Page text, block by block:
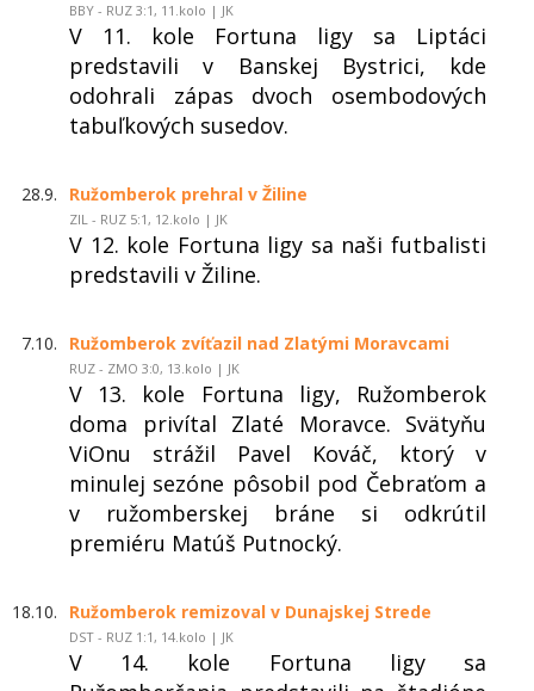
BBY - RUZ 3:1, 11.kolo | JK
V 11. kole Fortuna ligy sa Liptáci
predstavili v Banskej Bystrici, kde
odohrali zápas dvoch osembodových
tabuľkových susedov.
28.9. Ružomberok prehral v Žiline
ZIL - RUZ 5:1, 12.kolo | JK
V 12. kole Fortuna ligy sa naši futbalisti
predstavili v Žiline.
7.10. Ružomberok zvíťazil nad Zlatými Moravcami
RUZ - ZMO 3:0, 13.kolo | JK
V 13. kole Fortuna ligy, Ružomberok
doma privítal Zlaté Moravce. Svätyňu
ViOnu strážil Pavel Kováč, ktorý v
minulej sezóne pôsobil pod Čebraťom a
v ružomberskej bráne si odkrútil
premiéru Matúš Putnocký.
18.10. Ružomberok remizoval v Dunajskej Strede
DST - RUZ 1:1, 14.kolo | JK
V 14. kole Fortuna ligy sa